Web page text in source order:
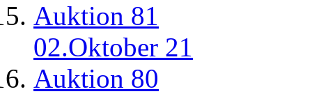
Auktion 81
02.Oktober 21
Auktion 80